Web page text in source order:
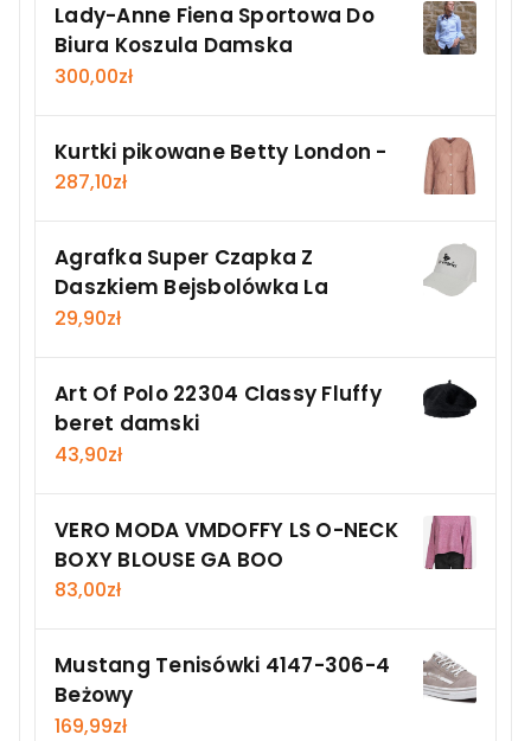
Lady-Anne Fiena Sportowa Do
Biura Koszula Damska
300,00zł
Kurtki pikowane Betty London -
287,10zł
Agrafka Super Czapka Z
Daszkiem Bejsbolówka La
29,90zł
Art Of Polo 22304 Classy Fluffy
beret damski
43,90zł
VERO MODA VMDOFFY LS O-NECK
BOXY BLOUSE GA BOO
83,00zł
Mustang Tenisówki 4147-306-4
Beżowy
169,99zł